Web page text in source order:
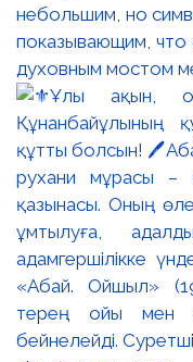
небольшим, но
показывающим, что
духовным мостом